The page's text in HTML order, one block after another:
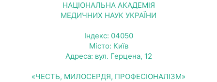
НАЦІОНАЛЬНА АКАДЕМІЯ
МЕДИЧНИХ НАУК УКРАЇНИ
Індекс: 04050
Місто: Київ
Адреса: вул. Герцена, 12
«ЧЕСТЬ, МИЛОСЕРДЯ, ПРОФЕСІОНАЛІЗМ»